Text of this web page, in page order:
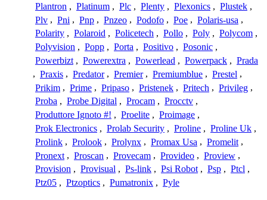
Plantron , Platinum , Plc , Plenty , Plexonics , Plustek ,
Plv , Pni , Pnp , Pnzeo , Podofo , Poe , Polaris-usa ,
Polarity , Polaroid , Policetech , Pollo , Poly , Polycom ,
Polyvision , Popp , Porta , Positivo , Posonic ,
Powerbizt , Powerextra , Powerlead , Powerpack , Prada
, Praxis , Predator , Premier , Premiumblue , Prestel ,
Prikim , Prime , Pripaso , Pristenek , Pritech , Privileg ,
Proba , Probe Digital , Procam , Procctv ,
Produttore Ignoto #! , Proelite , Proimage ,
Prok Electronics , Prolab Security , Proline , Proline Uk ,
Prolink , Prolook , Prolynx , Promax Usa , Promelit ,
Pronext , Proscan , Provecam , Provideo , Proview ,
Provision , Provisual , Ps-link , Psi Robot , Psp , Ptcl ,
Ptz05 , Ptzoptics , Pumatronix , Pyle